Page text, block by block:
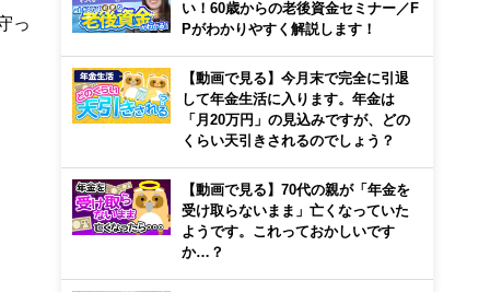
っ
い！60歳からの老後資金セミナー／F
Pがわかりやすく解説します！
【動画で見る】今月末で完全に引退
して年金生活に入ります。年金は
「月20万円」の見込みですが、どの
くらい天引きされるのでしょう？
【動画で見る】70代の親が「年金を
受け取らないまま」亡くなっていた
ようです。これっておかしいです
か…？